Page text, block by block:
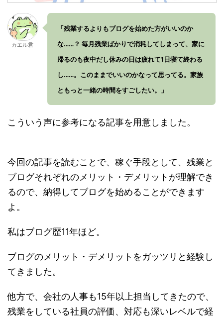
カエル君
「残業するよりもブログを始めた方がいいのか
な……？ 毎月残業ばかりで消耗してしまって、家に
帰るのも夜中だし休みの日は疲れて1日寝て終わる
し……。このままでいいのかなって思ってる。家族
ともっと一緒の時間をすごしたい。」
こういう声に参考になる記事を用意しました。
今回の記事を読むことで、稼ぐ手段として、残業と
ブログそれぞれのメリット・デメリットが理解でき
るので、納得してブログを始めることができます
よ。
私はブログ歴11年ほど。
ブログのメリット・デメリットをガッツリと経験し
てきました。
他方で、会社の人事も15年以上担当してきたので、
残業をしている社員の評価、対応も深いレベルで経